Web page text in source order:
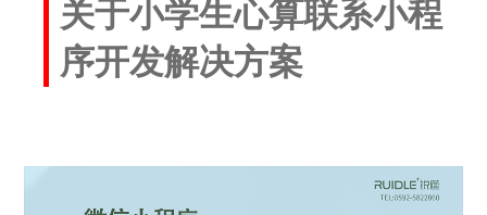
关于小学生心算联系小程
序开发解决方案